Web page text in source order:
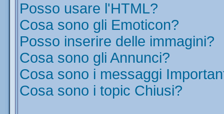
Posso usare l'HTML?
Cosa sono gli Emoticon?
Posso inserire delle immagini?
Cosa sono gli Annunci?
Cosa sono i messaggi
Cosa sono i topic Chiusi?